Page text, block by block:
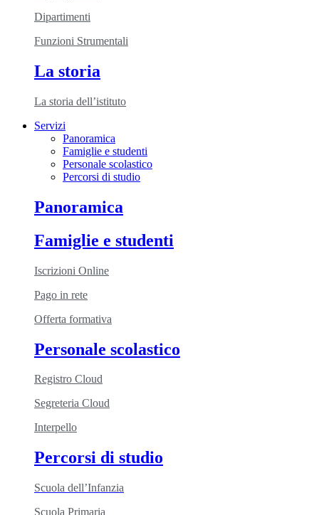
Dipartimenti
Funzioni Strumentali
La storia
La storia dell’istituto
Servizi
Panoramica
Famiglie e studenti
Personale scolastico
Percorsi di studio
Panoramica
Famiglie e studenti
Iscrizioni Online
Pago in rete
Offerta formativa
Personale scolastico
Registro Cloud
Segreteria Cloud
Interpello
Percorsi di studio
Scuola dell’Infanzia
Scuola Primaria